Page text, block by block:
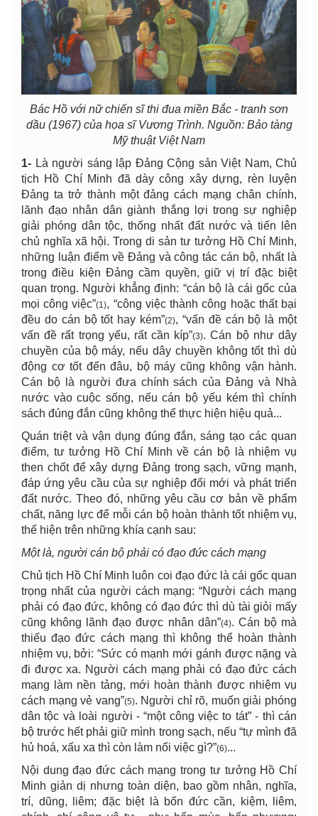
Bác Hồ với nữ chiến sĩ thi đua miền Bắc - tranh sơn
dầu (1967) của họa sĩ Vương Trình. Nguồn: Bảo tàng
Mỹ thuật Việt Nam
1- Là người sáng lập Đảng Cộng sản Việt Nam, Chủ
tịch Hồ Chí Minh đã dày công xây dựng, rèn luyện
Đảng ta trở thành một đảng cách mạng chân chính,
lãnh đạo nhân dân giành thắng lợi trong sự nghiệp
giải phóng dân tộc, thống nhất đất nước và tiến lên
chủ nghĩa xã hội. Trong di sản tư tưởng Hồ Chí Minh,
những luận điểm về Đảng và công tác cán bộ, nhất là
trong điều kiện Đảng cầm quyền, giữ vị trí đặc biệt
quan trọng. Người khẳng định: “cán bộ là cái gốc của
mọi công việc”(1), “công việc thành công hoặc thất bại
đều do cán bộ tốt hay kém”(2), “vấn đề cán bộ là một
vấn đề rất trọng yếu, rất cần kíp”(3). Cán bộ như dây
chuyền của bộ máy, nếu dây chuyền không tốt thì dù
động cơ tốt đến đâu, bộ máy cũng không vận hành.
Cán bộ là người đưa chính sách của Đảng và Nhà
nước vào cuộc sống, nếu cán bộ yếu kém thì chính
sách đúng đắn cũng không thể thực hiện hiệu quả...
Quán triệt và vận dụng đúng đắn, sáng tạo các quan
điểm, tư tưởng Hồ Chí Minh về cán bộ là nhiệm vụ
then chốt để xây dựng Đảng trong sạch, vững mạnh,
đáp ứng yêu cầu của sự nghiệp đổi mới và phát triển
đất nước. Theo đó, những yêu cầu cơ bản về phẩm
chất, năng lực để mỗi cán bộ hoàn thành tốt nhiệm vụ,
thể hiện trên những khía cạnh sau:
Một là, người cán bộ phải có đạo đức cách mạng
Chủ tịch Hồ Chí Minh luôn coi đạo đức là cái gốc quan
trọng nhất của người cách mạng: “Người cách mạng
phải có đạo đức, không có đạo đức thì dù tài giỏi mấy
cũng không lãnh đạo được nhân dân”(4). Cán bộ mà
thiếu đạo đức cách mạng thì không thể hoàn thành
nhiệm vụ, bởi: “Sức có mạnh mới gánh được nặng và
đi được xa. Người cách mạng phải có đạo đức cách
mạng làm nền tảng, mới hoàn thành được nhiệm vụ
cách mạng vẻ vang”(5). Người chỉ rõ, muốn giải phóng
dân tộc và loài người - “một công việc to tát” - thì cán
bộ trước hết phải giữ mình trong sạch, nếu “tự mình đã
hủ hoá, xấu xa thì còn làm nổi việc gì?”(6)...
Nội dung đạo đức cách mạng trong tư tưởng Hồ Chí
Minh giản dị nhưng toàn diện, bao gồm nhân, nghĩa,
trí, dũng, liêm; đặc biệt là bốn đức cần, kiệm, liêm,